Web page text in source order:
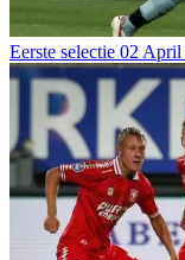
Eerste selectie 02 April